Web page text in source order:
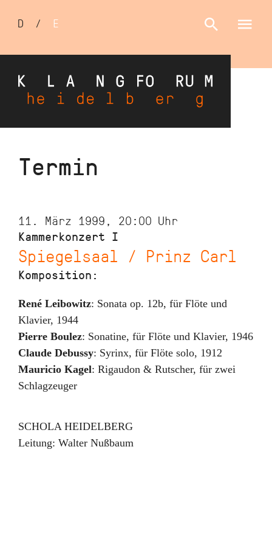
Direkt
Sprachumschalter
D / E
Termin
11. März 1999, 20:00 Uhr
Kammerkonzert I
Spiegelsaal / Prinz Carl
Komposition:
René Leibowitz: Sonata op. 12b, für Flöte und
Klavier, 1944
Pierre Boulez: Sonatine, für Flöte und Klavier, 1946
Claude Debussy: Syrinx, für Flöte solo, 1912
Mauricio Kagel: Rigaudon & Rutscher, für zwei
Schlagzeuger
SCHOLA HEIDELBERG
Leitung: Walter Nußbaum